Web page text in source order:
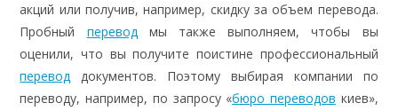
акций или получив, например, скидку за объем перевода.
Пробный переводмы также выполняем, чтобы вы
оценили, что вы получите поистине профессиональный
перевод документов. Поэтому выбирая компании по
переводу, например, по запросу «бюро переводов киев»,